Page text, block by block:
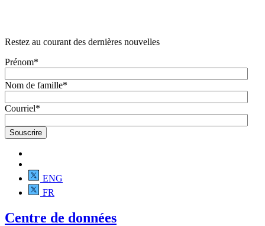
Restez au courant des dernières nouvelles
Prénom*
Nom de famille*
Courriel*
ENG
FR
Centre de données